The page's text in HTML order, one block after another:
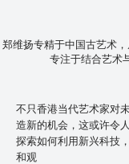
郑维扬专精于中国古艺术
专注于结合艺术
不只香港当代艺术家对
造新的机会，这或许令
探索如何利用新兴科技
和观